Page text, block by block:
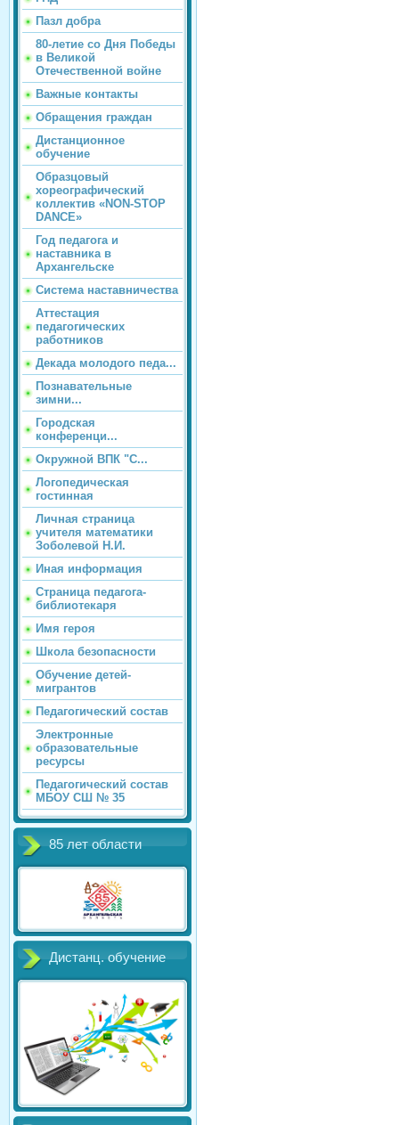
Пазл добра
80-летие со Дня Победы
в Великой
Отечественной войне
Важные контакты
Обращения граждан
Дистанционное
обучение
Образцовый
хореографический
коллектив «NON-STOP
DANCE»
Год педагога и
наставника в
Архангельске
Система наставничества
Аттестация
педагогических
работников
Декада молодого педа...
Познавательные
зимни...
Городская
конференци...
Окружной ВПК "С...
Логопедическая
гостинная
Личная страница
учителя математики
Зоболевой Н.И.
Иная информация
Страница педагога-
библиотекаря
Имя героя
Школа безопасности
Обучение детей-
мигрантов
Педагогический состав
Электронные
образовательные
ресурсы
Педагогический состав
МБОУ СШ № 35
85 лет области
Дистанц. обучение